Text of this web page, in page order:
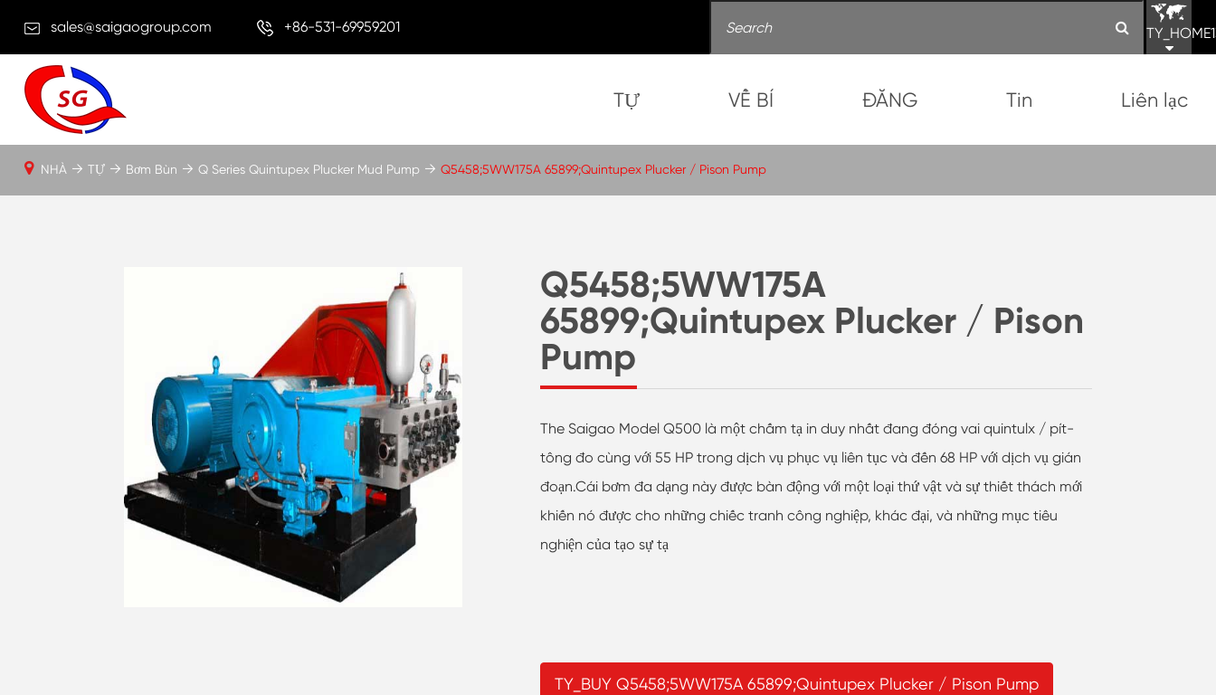
sales@saigaogroup.com +86-531-69959201
TỰ VỀ BÍ ĐĂNG Tin Liên lạc
Q5458;5WW175A
65899;Quintupex Plucker / Pison
Pump
The Saigao Model Q500 là một chấm tạ in duy nhất đang đóng vai quintulx / pít-
tông đo cùng với 55 HP trong dịch vụ phục vụ liên tục và đến 68 HP với dịch vụ gián
đoạn.Cái bơm đa dạng này được bàn động với một loại thứ vật và sự thiết thách mới
khiến nó được cho những chiếc tranh công nghiệp, khác đại, và những mục tiêu
nghiện của tạo sự tạ
TY_BUY Q5458;5WW175A 65899;Quintupex Plucker / Pison Pump
NHÀ TỰ Bơm Bùn Q Series Quintupex Plucker Mud Pump Q5458;5WW175A 65899;Quintupex Plucker / Pison Pump